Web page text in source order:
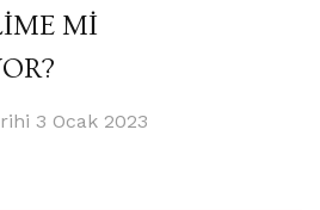
Mİ
3 Ocak 2023